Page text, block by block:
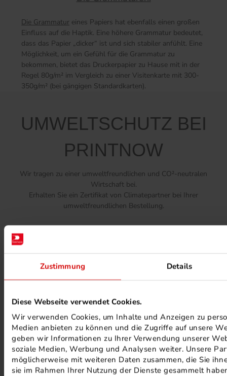
Zustimmung Details
Diese Webseite verwendet Cookies.
Wir verwenden Cookies, um Inhalte und Anzeigen zu
Medien anbieten zu können und die Zugriffe auf unsere
geben wir Informationen zu Ihrer Verwendung unserer
soziale Medien, Werbung und Analysen weiter. Unsere
möglicherweise mit weiteren Daten zusammen, die Sie
sie im Rahmen Ihrer Nutzung der Dienste gesammelt
Die Grammatur eines Papiers hat ebenfalls einen großen
Einfluss auf die Haptik. Eine höhere Grammatur bedeutet,
dass das Papier „dicker“ ist und sich stabiler anfühlt. Eine
Möglichkeit, um ein Gefühl für die Grammatur zu
bekommen, bietet das Druckerpapier zu Hause mit in der
Regel 80g/m² im Vergleich zu einer Visitenkarte mit 300-
350g/m² (bei gängigen Standardkarten).
UMWELTSCHUTZ BEI
PRINTNOW
Wir tragen zu einer umweltfreundlichen und CO²-neutralen
Wirtschaft bei.
Erhalten Sie ein Zertifikat von Climatepartner bei Ihrer
umweltfreundlichen Bestellung.
FSC ® ZERTIFIZIERTE DRUCKEREI